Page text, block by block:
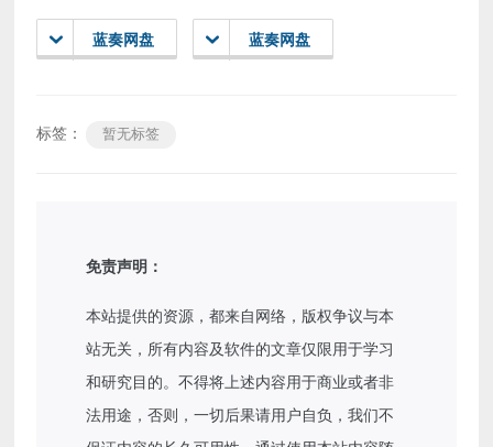
蓝奏网盘 蓝奏网盘
标签： 暂无标签
免责声明：
本站提供的资源，都来自网络，版权争议与本
站无关，所有内容及软件的文章仅限用于学习
和研究目的。不得将上述内容用于商业或者非
法用途，否则，一切后果请用户自负，我们不